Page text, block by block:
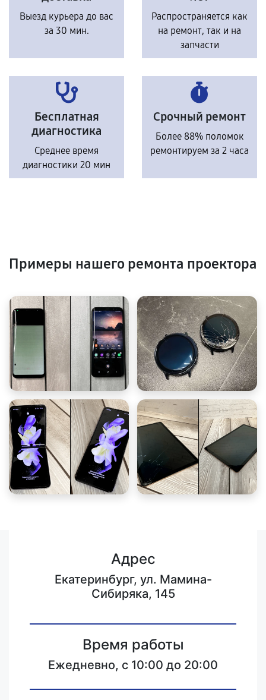
Выезд курьера до вас
за 30 мин.
Распространяется как
на ремонт, так и на
запчасти
Бесплатная
диагностика
Среднее время
диагностики 20 мин
Срочный ремонт
Более 88% поломок
ремонтируем за 2 часа
Примеры нашего ремонта проектора
Адрес
Екатеринбург, ул. Мамина-
Сибиряка, 145
Время работы
Ежедневно, с 10:00 до 20:00